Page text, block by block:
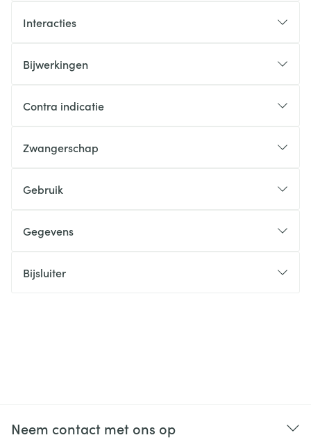
Interacties
Bijwerkingen
Contra indicatie
Zwangerschap
Gebruik
Gegevens
Bijsluiter
Neem contact met ons op